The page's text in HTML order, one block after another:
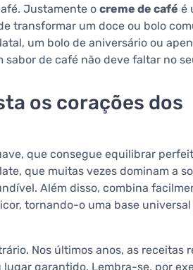
Justamente o creme de café é
transformar um doce ou bolo
um bolo de aniversário ou
de café não deve faltar no
os corações dos
que consegue equilibrar
que muitas vezes dominam a
Além disso, combina
tornando-o uma base
Nos últimos anos, as receitas
garantido. Lembra-se, por